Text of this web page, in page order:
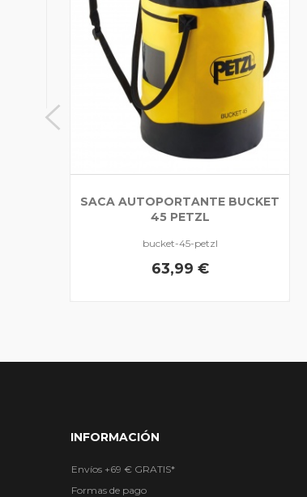
SACA AUTOPORTANTE BUCKET
45 PETZL
bucket-45-petzl
63,99 €
INFORMACIÓN
Envíos +69 € GRATIS*
Formas de pago